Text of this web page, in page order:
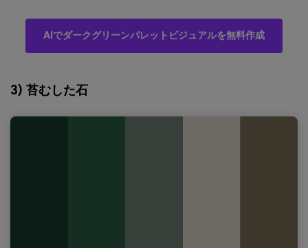
AIでダークグリーンパレットビジュアルを無料作成
3) 苔むした石